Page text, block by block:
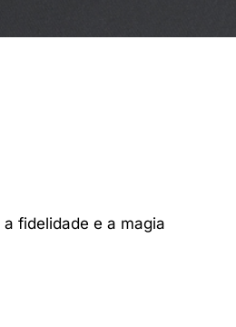
fidelidade e a magia